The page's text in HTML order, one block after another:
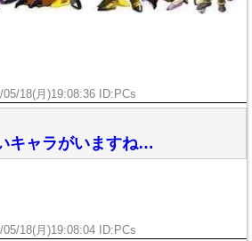
05/18(月)19:08:36 ID:PCs
キャラがいますね…
05/18(月)19:08:04 ID:PCs